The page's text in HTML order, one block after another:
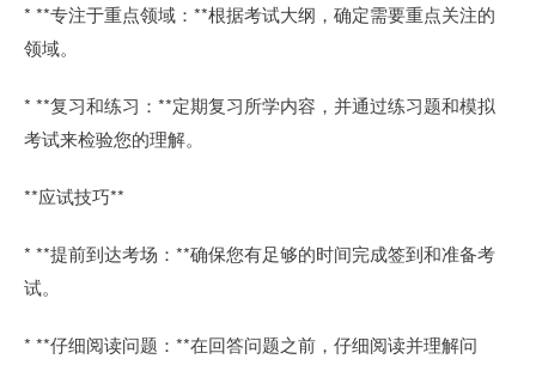
* **专注于重点领域：**根据考试大纲，确定需要重点关注的
领域。
* **复习和练习：**定期复习所学内容，并通过练习题和模拟
考试来检验您的理解。
**应试技巧**
* **提前到达考场：**确保您有足够的时间完成签到和准备考
试。
* **仔细阅读问题：**在回答问题之前，仔细阅读并理解问